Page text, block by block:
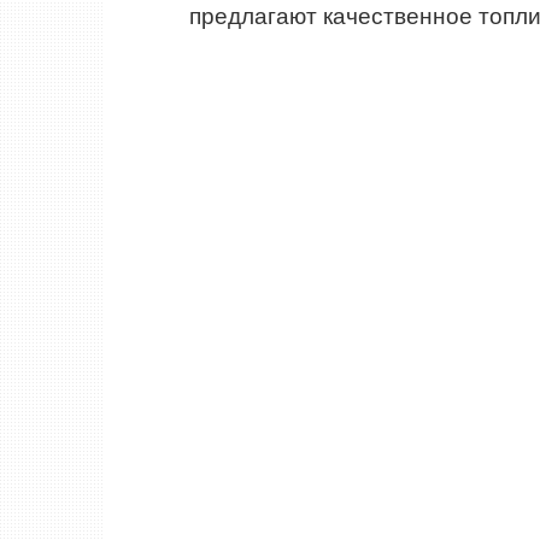
предлагают качественное